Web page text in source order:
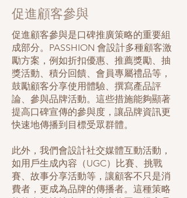
促進顧客參與
促進顧客參與是口碑推廣策略的重要組
成部分。PASSHION 會設計多種顧客激
勵方案，例如折扣優惠、推薦獎勵、抽
獎活動、積分回饋、會員專屬禮品等，
鼓勵顧客分享使用體驗、撰寫產品評
論、參與品牌活動。這些措施能夠顯著
提高口碑宣傳的參與度，讓品牌資訊更
快速地傳播到目標受眾群體。
此外，我們會設計社交媒體互動活動，
如用戶生成內容（UGC）比賽、挑戰
賽、故事分享活動等，讓顧客不只是消
費者，更成為品牌的傳播者。這種策略